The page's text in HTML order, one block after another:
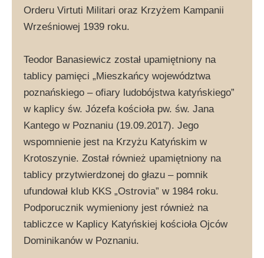
Orderu Virtuti Militari oraz Krzyżem Kampanii
Wrześniowej 1939 roku.
Teodor Banasiewicz został upamiętniony na
tablicy pamięci „Mieszkańcy województwa
poznańskiego – ofiary ludobójstwa katyńskiego”
w kaplicy św. Józefa kościoła pw. św. Jana
Kantego w Poznaniu (19.09.2017). Jego
wspomnienie jest na Krzyżu Katyńskim w
Krotoszynie. Został również upamiętniony na
tablicy przytwierdzonej do głazu – pomnik
ufundował klub KKS „Ostrovia” w 1984 roku.
Podporucznik wymieniony jest również na
tabliczce w Kaplicy Katyńskiej kościoła Ojców
Dominikanów w Poznaniu.